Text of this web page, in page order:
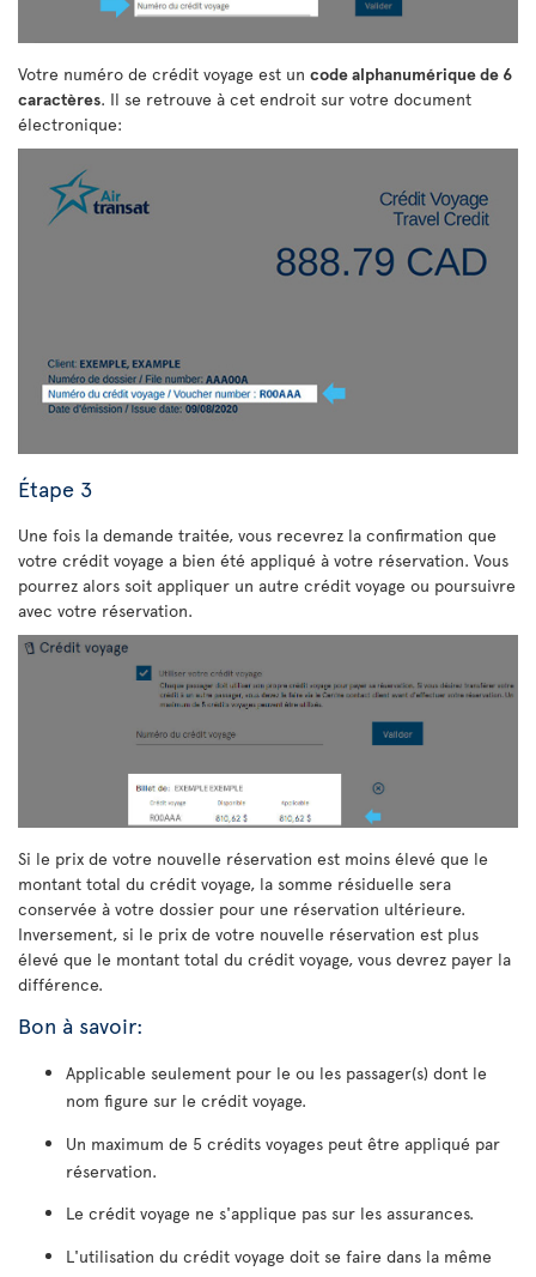
Votre numéro de crédit voyage est un code alphanumérique de 6
caractères. Il se retrouve à cet endroit sur votre document
électronique:
Étape 3
Une fois la demande traitée, vous recevrez la confirmation que
votre crédit voyage a bien été appliqué à votre réservation. Vous
pourrez alors soit appliquer un autre crédit voyage ou poursuivre
avec votre réservation.
Si le prix de votre nouvelle réservation est moins élevé que le
montant total du crédit voyage, la somme résiduelle sera
conservée à votre dossier pour une réservation ultérieure.
Inversement, si le prix de votre nouvelle réservation est plus
élevé que le montant total du crédit voyage, vous devrez payer la
différence.
Bon à savoir:
Applicable seulement pour le ou les passager(s) dont le
nom figure sur le crédit voyage.
Un maximum de 5 crédits voyages peut être appliqué par
réservation.
Le crédit voyage ne s'applique pas sur les assurances.
L'utilisation du crédit voyage doit se faire dans la même